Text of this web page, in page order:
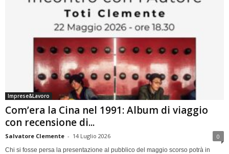
Imprese&Lavoro
Com’era la Cina nel 1991: Album di viaggio
con recensione di...
Salvatore Clemente - 14 Luglio 2026 0
Chi si fosse persa la presentazione al pubblico del maggio scorso potrà in